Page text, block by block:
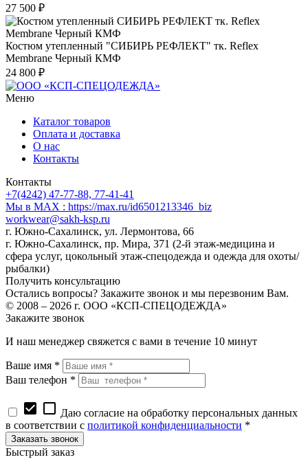
27 500 ₽
Костюм утепленный "СИБИРЬ РЕФЛЕКТ" тк. Reflex
Membrane Черный КМФ
24 800 ₽
Меню
Каталог товаров
Оплата и доставка
О нас
Контакты
Контакты
+7(4242) 47-77-88, 77-41-41
Мы в MAX : https://max.ru/id6501213346_biz
workwear@sakh-ksp.ru
г. Южно-Сахалинск, ул. Лермонтова, 66
г. Южно-Сахалинск, пр. Мира, 371 (2-й этаж-медицина и
сфера услуг, цокольный этаж-спецодежда и одежда для охоты/
рыбалки)
Получить консультацию
Остались вопросы? Закажите звонок и мы перезвоним Вам.
© 2008 – 2026 г. ООО «КСП-СПЕЦОДЕЖДА»
Закажите звонок
И наш менеджер свяжется с вами в течение 10 минут
Ваше имя *
Ваш телефон *
check_box check_box_outline_blank Даю согласие на обработку персональных данных
в соответствии с политикой конфиденциальности *
Быстрый заказ